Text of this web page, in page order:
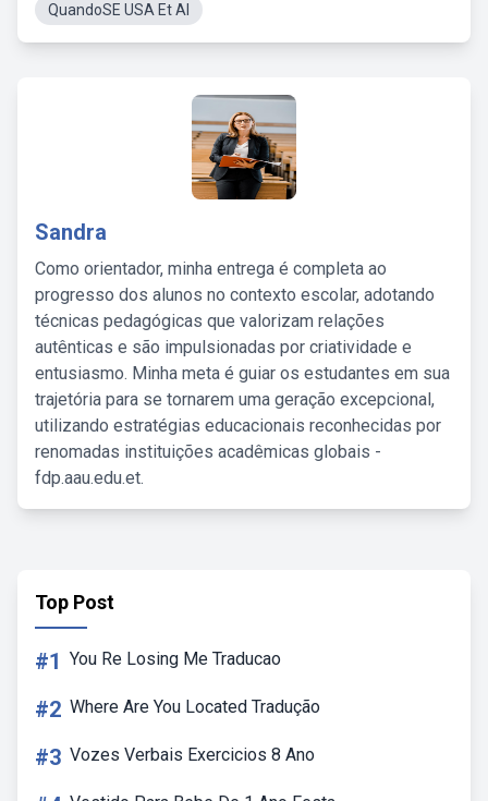
QuandoSE USA Et Al
Sandra
Como orientador, minha entrega é completa ao
progresso dos alunos no contexto escolar, adotando
técnicas pedagógicas que valorizam relações
autênticas e são impulsionadas por criatividade e
entusiasmo. Minha meta é guiar os estudantes em sua
trajetória para se tornarem uma geração excepcional,
utilizando estratégias educacionais reconhecidas por
renomadas instituições acadêmicas globais -
fdp.aau.edu.et.
Top Post
#1 You Re Losing Me Traducao
#2 Where Are You Located Tradução
#3 Vozes Verbais Exercicios 8 Ano